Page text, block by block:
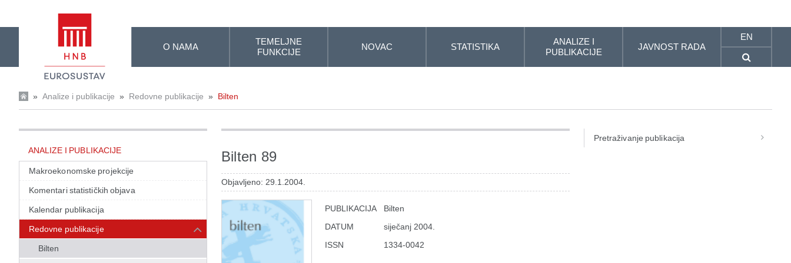
O NAMA
TEMELJNE
FUNKCIJE
NOVAC STATISTIKA
ANALIZE I
PUBLIKACIJE
JAVNOST RADA
EN
» Analize i publikacije » Redovne publikacije » Bilten
ANALIZE I PUBLIKACIJE
Makroekonomske projekcije
Komentari statističkih objava
Kalendar publikacija
Redovne publikacije
Bilten
Bilten 89
Objavljeno: 29.1.2004.
PUBLIKACIJA
Bilten
DATUM
siječanj 2004.
ISSN
1334-0042
Pretraživanje publikacija